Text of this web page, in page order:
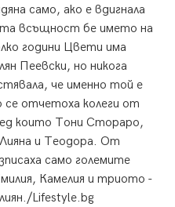
само, ако е вдигнала
всъщност бе името на
години Цвети има
Пеевски, но никога
че именно той е
отчетоха колеги от
които Тони Стораро,
и Теодора. От
само големите
Камелия и триото -
Lifestyle.bg